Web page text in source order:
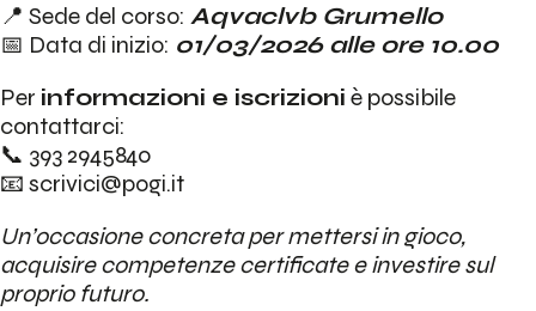
📍 Sede del corso: Aqvaclvb Grumello
📅 Data di inizio: 01/03/2026 alle ore 10.00
Per informazioni e iscrizioni è possibile
contattarci:
📞 393 2945840
📧 scrivici@pogi.it
Un’occasione concreta per mettersi in gioco,
acquisire competenze certificate e investire sul
proprio futuro.